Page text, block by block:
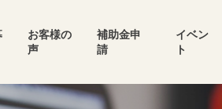
お客様の
声
補助金申
請
イベン
ト